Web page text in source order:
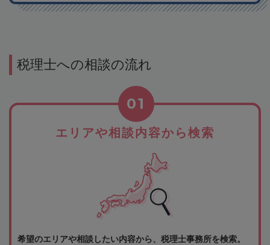
税理士への相談の流れ
エリアや相談内容から検索
01
希望のエリアや相談したい内容から、税理士事務所を検索。